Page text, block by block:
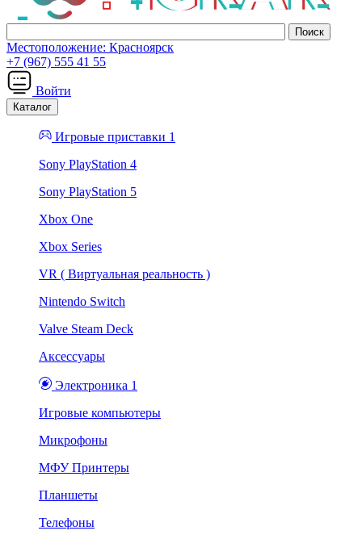
Местоположение: Красноярск
+7 (967) 555 41 55
Войти
Каталог
Игровые приставки 1
Sony PlayStation 4
Sony PlayStation 5
Xbox One
Xbox Series
VR ( Виртуальная реальность )
Nintendo Switch
Valve Steam Deck
Аксессуары
Электроника 1
Игровые компьютеры
Микрофоны
МФУ Принтеры
Планшеты
Телефоны